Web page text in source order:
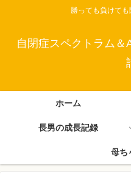
勝っても負けて
自閉症スペクトラム
ホーム
長男の成長記録
母ち